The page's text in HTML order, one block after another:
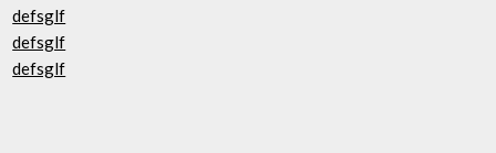
defsglf
defsglf
defsglf